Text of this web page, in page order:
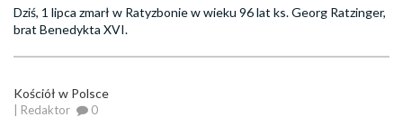
Dziś, 1 lipca zmarł w Ratyzbonie w wieku 96 lat ks. Georg Ratzinger,
brat Benedykta XVI.
Kościół w Polsce
| Redaktor 0